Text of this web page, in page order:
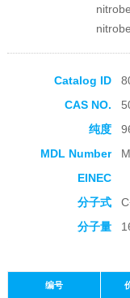
Catalog ID
CAS NO.
纯度
MDL Number
EINEC
分子式
C
分子量
编号